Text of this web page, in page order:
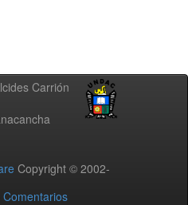
Carrión
Copyright © 2002-
Comentarios